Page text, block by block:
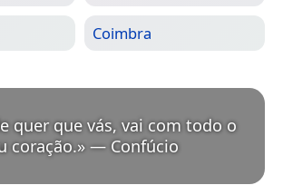
Coimbra
quer que vás, vai com todo o
coração.» — Confúcio